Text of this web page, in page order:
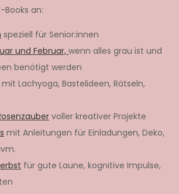
Books an:
speziell für Senior:innen
und Februar, wenn alles grau ist und
benötigt werden
mit Lachyoga, Bastelideen, Rätseln,
voller kreativer Projekte
mit Anleitungen für Einladungen, Deko,
für gute Laune, kognitive Impulse,